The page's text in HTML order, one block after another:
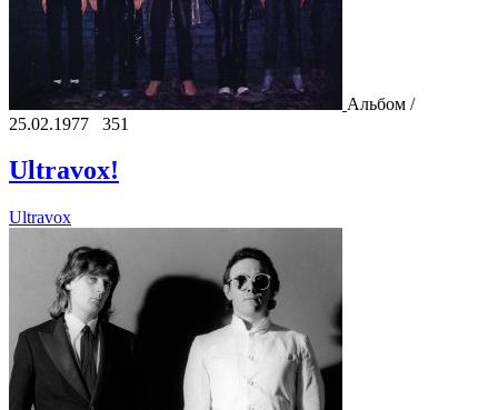
Альбом /
25.02.1977
351
Ultravox!
Ultravox